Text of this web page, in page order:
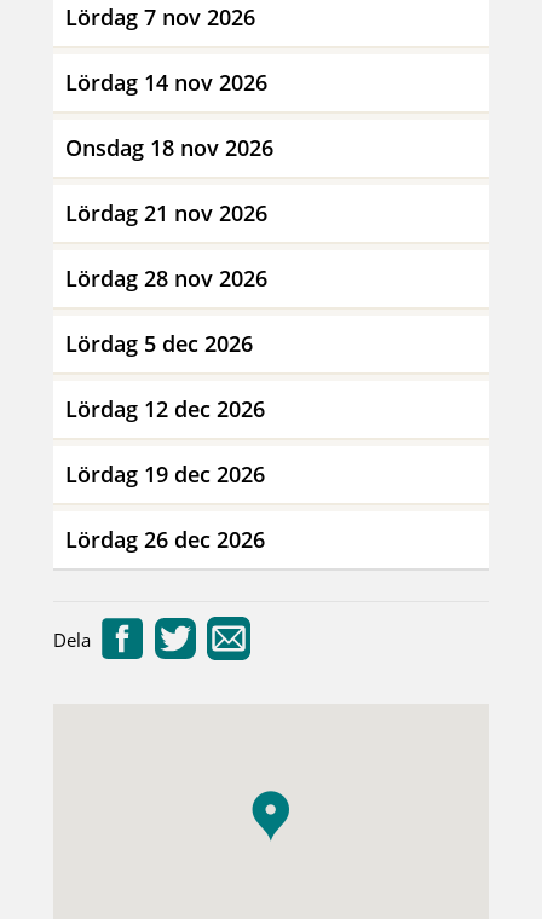
Lördag 7 nov 2026
Lördag 14 nov 2026
Onsdag 18 nov 2026
Lördag 21 nov 2026
Lördag 28 nov 2026
Lördag 5 dec 2026
Lördag 12 dec 2026
Lördag 19 dec 2026
Lördag 26 dec 2026
Dela